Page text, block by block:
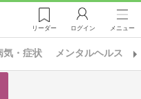
リーダー ログイン メニュー
気・症状 メンタルヘルス